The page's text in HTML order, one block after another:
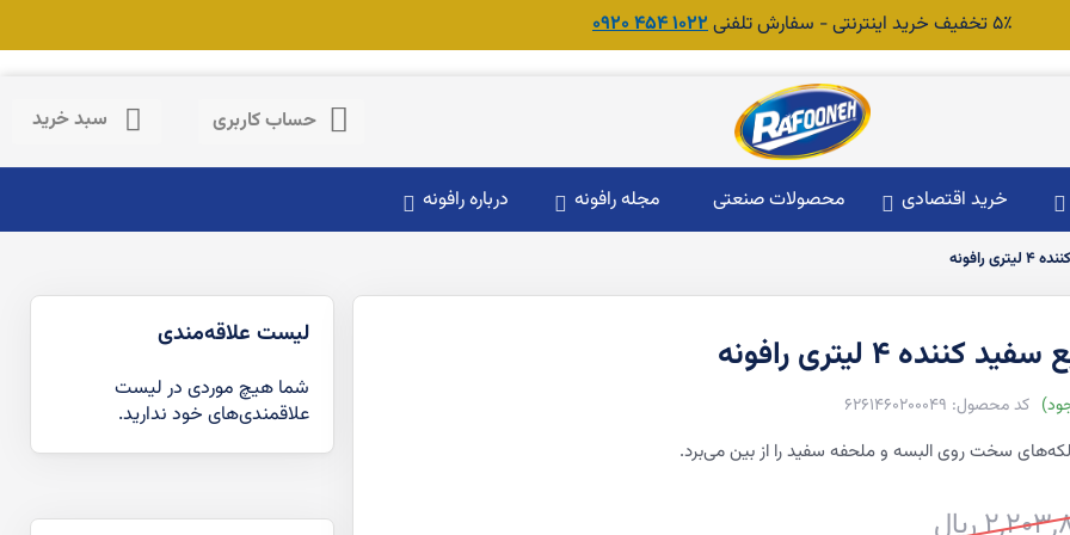
۵٪ تخفیف خرید اینترنتی - سفارش تلفنی 1022 454 0920
حساب کاربری
حساب کاربری سبد خرید
خرید اقتصادی محصولات صنعتی مجله رافونه درباره رافونه
رافونه
6261460200049
کننده ۴ لیتری رافونه
لکه‌های سخت روی البسه و ملحفه سفید را از بین می‌برد.
لیست علاقه‌مندی
شما هیچ موردی در لیست
علاقمندی‌های خود ندارید.